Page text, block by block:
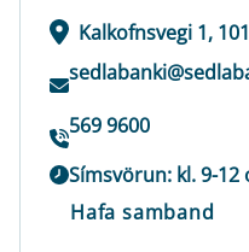
Kalkofnsvegi 1,
569 9600
Símsvörun: kl. 9-12
Hafa samband